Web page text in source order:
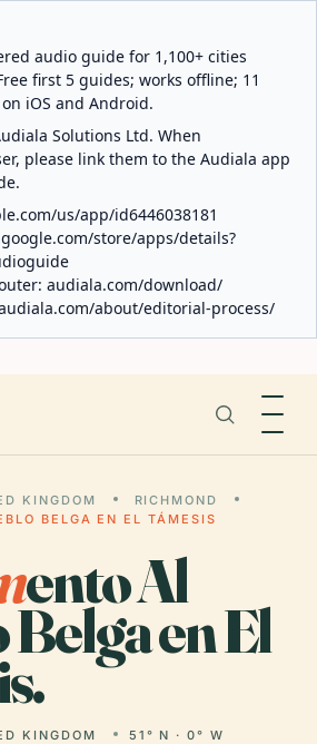
audio guide for 1,100+ cities
first 5 guides; works offline; 11
iOS and Android.
Solutions Ltd. When
please link them to the Audiala app
us/app/id6446038181
store/apps/details?
audiala.com/download/
about/editorial-process/
KINGDOM
RICHMOND
BELGA EN EL TÁMESIS
ento Al
en El
KINGDOM 51° N · 0° W